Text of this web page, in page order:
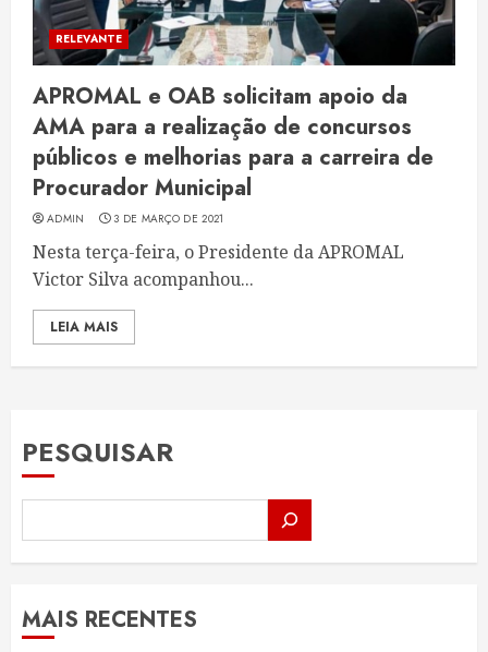
RELEVANTE
APROMAL e OAB solicitam apoio da
AMA para a realização de concursos
públicos e melhorias para a carreira de
Procurador Municipal
ADMIN 3 DE MARÇO DE 2021
Nesta terça-feira, o Presidente da APROMAL
Victor Silva acompanhou...
LEIA MAIS
PESQUISAR
MAIS RECENTES